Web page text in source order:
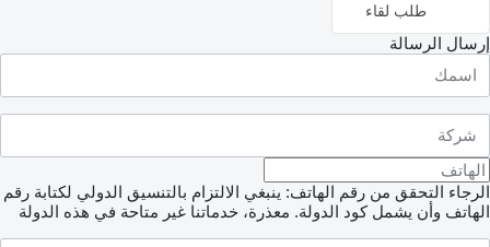
طلب لقاء
إرسال الرسالة
الرجاء التحقق من رقم الهاتف: ينبغي الالتزام بالتنسيق الدولي لكتابة رقم
الهاتف وأن يشمل كود الدولة. معذرة، خدماتنا غير متاحة في هذه الدولة